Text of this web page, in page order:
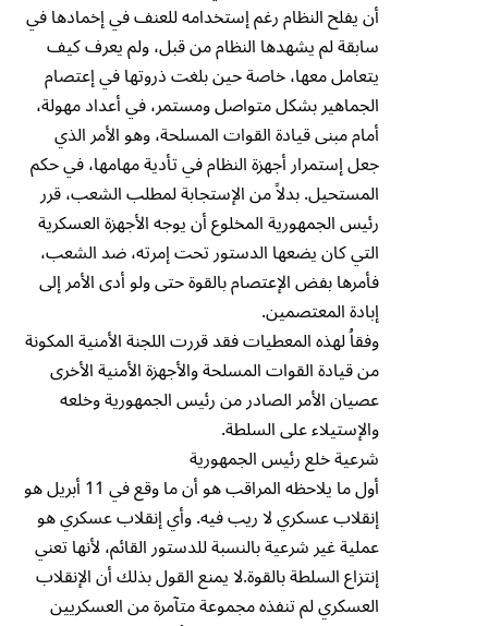
أن يفلح النظام رغم إستخدامه للعنف في إخمادها في
سابقة لم يشهدها النظام من قبل، ولم يعرف كيف
يتعامل معها، خاصة حين بلغت ذروتها في إعتصام
الجماهير بشكل متواصل ومستمر، في أعداد مهولة،
أمام مبنى قيادة القوات المسلحة، وهو الأمر الذي
جعل إستمرار أجهزة النظام في تأدية مهامها، في حكم
المستحيل. بدلاً من الإستجابة لمطلب الشعب، قرر
رئيس الجمهورية المخلوع أن يوجه الأجهزة العسكرية
التي كان يضعها الدستور تحت إمرته، ضد الشعب،
فأمرها بفض الإعتصام بالقوة حتى ولو أدى الأمر إلى
إبادة المعتصمين.
وفقاُ لهذه المعطيات فقد قررت اللجنة الأمنية المكونة
من قيادة القوات المسلحة والأجهزة الأمنية الأخرى
عصيان الأمر الصادر من رئيس الجمهورية وخلعه
والإستيلاء على السلطة.
شرعية خلع رئيس الجمهورية
أول ما يلاحظه المراقب هو أن ما وقع في 11 أبريل هو
إنقلاب عسكري لا ريب فيه. وأي إنقلاب عسكري هو
عملية غير شرعية بالنسبة للدستور القائم، لأنها تعني
إنتزاع السلطة بالقوة.لا يمنع القول بذلك أن الإنقلاب
العسكري لم تنفذه مجموعة متآمرة من العسكريين